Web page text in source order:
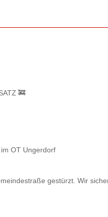
🚒
OT Ungerdorf
gestürzt. Wir